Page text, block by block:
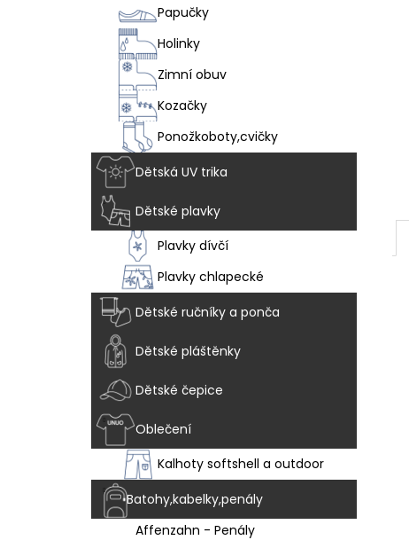
Papučky
Holinky
Zimní obuv
Kozačky
Ponožkoboty,cvičky
Dětská UV trika
Dětské plavky
Plavky dívčí
Plavky chlapecké
Dětské ručníky a ponča
Dětské pláštěnky
Dětské čepice
Oblečení
Kalhoty softshell a outdoor
Batohy,kabelky,penály
Affenzahn - Penály
1 915 Kč